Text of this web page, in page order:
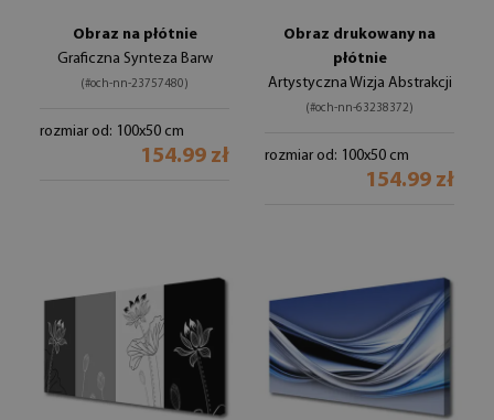
Obraz na płótnie
Graficzna Synteza Barw
(#och-nn-23757480)
rozmiar od: 100x50 cm
154.99 zł
Obraz drukowany na
płótnie
Artystyczna Wizja Abstrakcji
(#och-nn-63238372)
rozmiar od: 100x50 cm
154.99 zł